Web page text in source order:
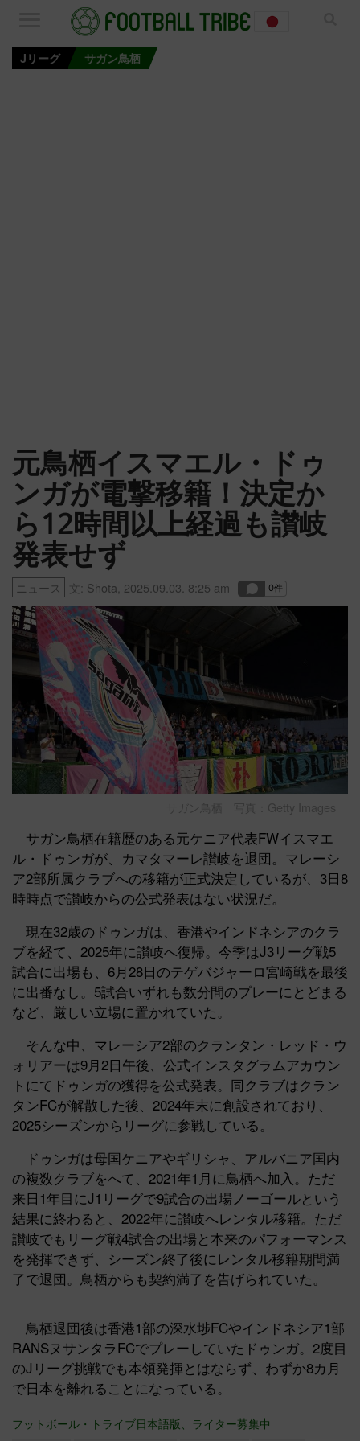
Jリーグ サガン鳥栖
元鳥栖イスマエル・ドゥ
ンガが電撃移籍！決定か
ら12時間以上経過も讃岐
発表せず
ニュース 文: Shota 2025.09.03. 8:25 am
サガン鳥栖 写真：Getty Images
サガン鳥栖在籍歴のある元ケニア代表FWイスマエ
ル・ドゥンガが、カマタマーレ讃岐を退団。マレーシ
ア2部所属クラブへの移籍が正式決定しているが、3日8
時時点で讃岐からの公式発表はない状況だ。
現在32歳のドゥンガは、香港やインドネシアのクラ
ブを経て、2025年に讃岐へ復帰。今季はJ3リーグ戦5
試合に出場も、6月28日のテゲバジャーロ宮崎戦を最後
に出番なし。5試合いずれも数分間のプレーにとどまる
など、厳しい立場に置かれていた。
そんな中、マレーシア2部のクランタン・レッド・ウ
ォリアーは9月2日午後、公式インスタグラムアカウン
トにてドゥンガの獲得を公式発表。同クラブはクラン
タンFCが解散した後、2024年末に創設されており、
2025シーズンからリーグに参戦している。
ドゥンガは母国ケニアやギリシャ、アルバニア国内
の複数クラブをへて、2021年1月に鳥栖へ加入。ただ
来日1年目にJ1リーグで9試合の出場ノーゴールという
結果に終わると、2022年に讃岐へレンタル移籍。ただ
讃岐でもリーグ戦4試合の出場と本来のパフォーマンス
を発揮できず、シーズン終了後にレンタル移籍期間満
了で退団。鳥栖からも契約満了を告げられていた。
鳥栖退団後は香港1部の深水埗FCやインドネシア1部
RANSヌサンタラFCでプレーしていたドゥンガ。2度目
のJリーグ挑戦でも本領発揮とはならず、わずか8カ月
で日本を離れることになっている。
フットボール・トライブ日本語版、ライター募集中